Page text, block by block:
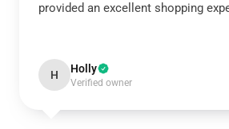
provided an excellent shopping
H Holly
Verified owner